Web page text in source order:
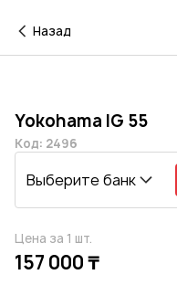
Назад
Yokohama IG 55
Код: 2496
Выберите банк
Цена за 1 шт.
157 000 ₸